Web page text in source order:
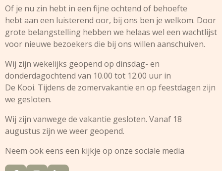
Of je nu zin hebt in een fijne ochtend of behoefte
hebt aan een luisterend oor, bij ons ben je welkom. Door
grote belangstelling hebben we helaas wel een wachtlijst
voor nieuwe bezoekers die bij ons willen aanschuiven.
Wij zijn wekelijks geopend op dinsdag- en
donderdagochtend van 10.00 tot 12.00 uur in
De Kooi. Tijdens de zomervakantie en op feestdagen zijn
we gesloten.
Wij zijn vanwege de vakantie gesloten. Vanaf 18
augustus zijn we weer geopend.
Neem ook eens een kijkje op onze sociale media